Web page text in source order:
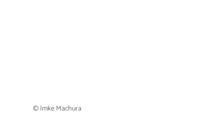
© Imke Machura